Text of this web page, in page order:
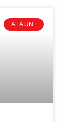
A LA UNE